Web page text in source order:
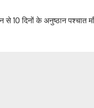
दिनों के अनुष्ठान पश्चात माँ